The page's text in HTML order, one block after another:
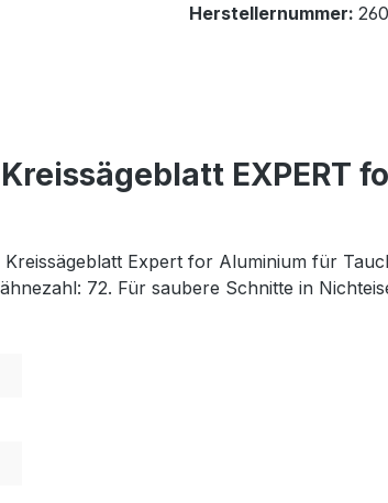
Herstellernummer:
EXPERT
Expert for Aluminium für
72. Für saubere Schnitte in